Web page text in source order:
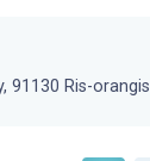
91130 Ris-orangis